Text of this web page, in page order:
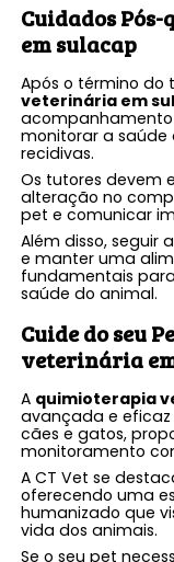
Cuidados Pós-
em sulacap
Após o término
veterinária em
monitorar a saúde
recidivas.
Os tutores devem
alteração no
pet e comunicar
Além disso, seguir
e manter uma
fundamentais
saúde do animal.
Cuide do seu
veterinária
A quimioterapia
avançada e
cães e gatos,
monitoramento
A CT Vet se
oferecendo uma
humanizado que
vida dos animais.
Se o seu pet